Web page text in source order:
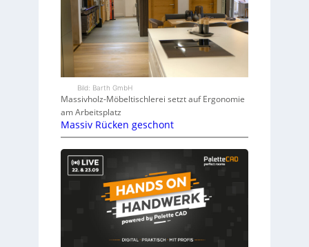
Bild: Barth GmbH
Massivholz-Möbeltischlerei setzt auf Ergonomie
am Arbeitsplatz
Massiv Rücken geschont